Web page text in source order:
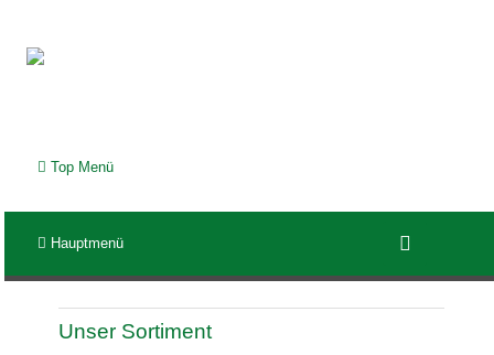
Top Menü
Hauptmenü
Unser Sortiment